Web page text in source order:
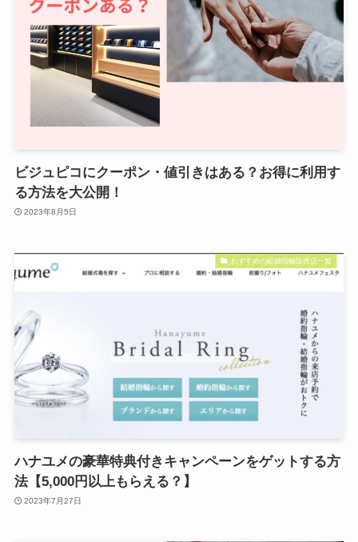
ビジュピコにクーポン・値引きはある？お得に利用す
る方法を大公開！
2023年8月5日
おすすめの結婚指輪販売店一覧
ハナユメの豪華特典付きキャンペーンをゲットする方
法【5,000円以上もらえる？】
2023年7月27日